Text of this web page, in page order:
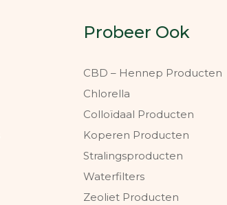
Probeer Ook
CBD – Hennep Producten
Chlorella
Colloïdaal Producten
Koperen Producten
Stralingsproducten
Waterfilters
Zeoliet Producten